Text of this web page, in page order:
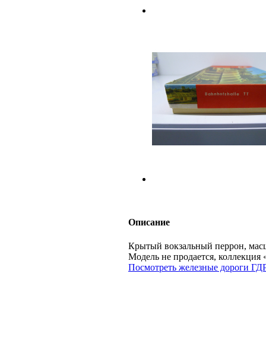
Описание
Крытый вокзальный перрон,
Модель не продается,
Посмотреть железные дороги